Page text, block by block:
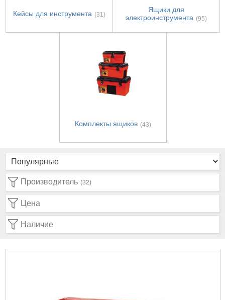
Кейсы для инструмента (31)
Ящики для
электроинструмента (95)
Комплекты ящиков (43)
Производитель (32)
Цена
Наличие